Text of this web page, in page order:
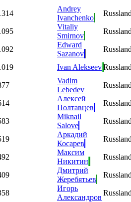
Andrey
Ivanchenko
Vitaliy
Smirnov
Edward
Sazanov
Ivan Alekseev
Vadim
Lebedev
Алексей
Полтавцев
Miknail
Salove
Аркадий
Косарев
Максим
Никитин
Дмитрий
Жеребятьев
Игорь
Александров